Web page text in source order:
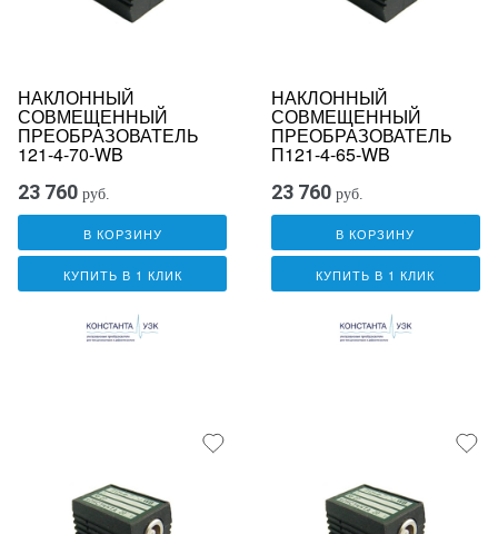
НАКЛОННЫЙ
СОВМЕЩЕННЫЙ
ПРЕОБРАЗОВАТЕЛЬ
121-4-70-WB
23 760 руб.
В КОРЗИНУ
КУПИТЬ В 1 КЛИК
НАКЛОННЫЙ
СОВМЕЩЕННЫЙ
ПРЕОБРАЗОВАТЕЛЬ
П121-4-65-WB
23 760 руб.
В КОРЗИНУ
КУПИТЬ В 1 КЛИК